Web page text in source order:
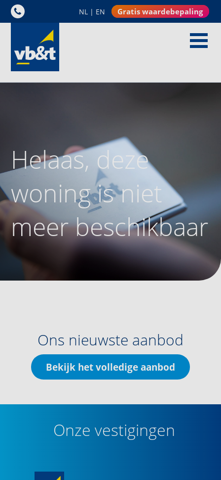
NL | EN Gratis waardebepaling
Helaas, deze
woning is niet
meer beschikbaar
Ons nieuwste aanbod
Bekijk het volledige aanbod
Onze vestigingen